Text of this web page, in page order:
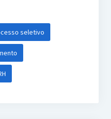
seletivo